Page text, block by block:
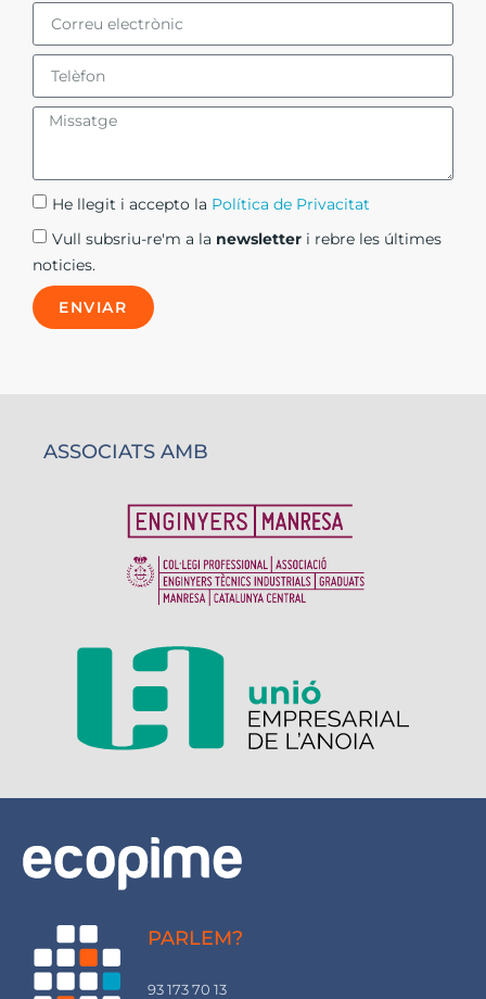
He llegit i accepto la Política de Privacitat​
Vull subsriu-re'm a la newsletter i rebre les últimes
noticies.
ENVIAR
ASSOCIATS AMB
PARLEM?
93 173 70 13